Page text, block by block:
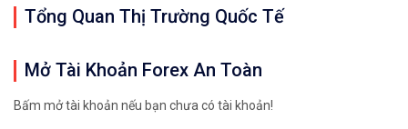
Tổng Quan Thị Trường Quốc Tế
Mở Tài Khoản Forex An Toàn
Bấm mở tài khoản nếu bạn chưa có tài khoản!